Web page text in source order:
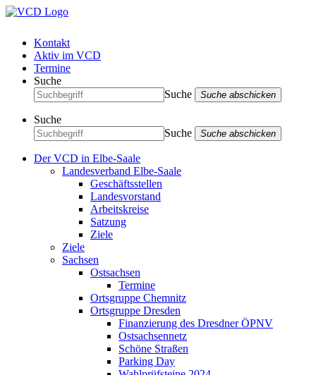
Kontakt
Aktiv im VCD
Termine
Suche
Suche
Suche abschicken
Suche
Suche
Suche abschicken
Der VCD in Elbe-Saale
Landesverband Elbe-Saale
Geschäftsstellen
Landesvorstand
Arbeitskreise
Satzung
Ziele
Ziele
Sachsen
Ostsachsen
Termine
Ortsgruppe Chemnitz
Ortsgruppe Dresden
Finanzierung des Dresdner ÖPNV
Ostsachsennetz
Schöne Straßen
Parking Day